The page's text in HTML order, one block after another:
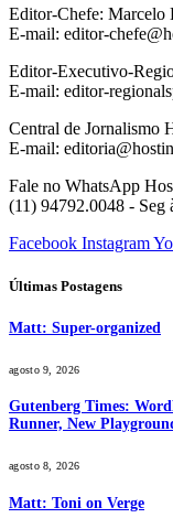
Editor-Chefe: Marcelo
E-mail: editor-
Editor-Executivo-
E-mail: editor-
Central de Jornalismo
E-mail:
Fale no WhatsApp
(11) 94792.0048 - Seg
Facebook Instagram
Últimas Postagens
Matt: Super-organized
agosto 9, 2026
Gutenberg Times:
Runner, New
agosto 8, 2026
Matt: Toni on Verge